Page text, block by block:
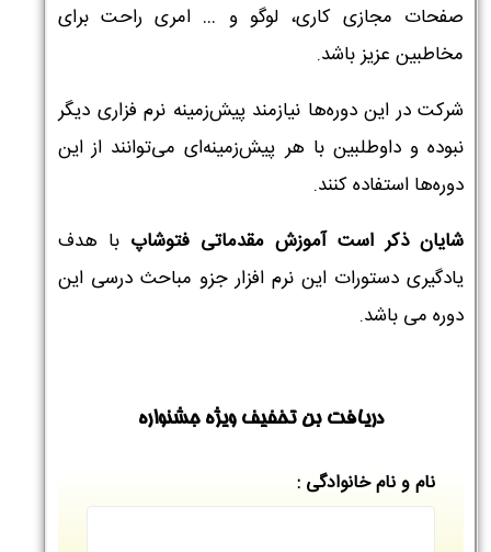
صفحات مجازی کاری، لوگو و … امری راحت برای
مخاطبین عزیز باشد.
شرکت در این دوره‌ها نیازمند پیش‌زمینه نرم ‌فزاری دیگر
نبوده و داوطلبین با هر پیش‌زمینه‌ای می‌توانند از این
دوره‌ها استفاده کنند.
شایان ذکر است آموزش مقدماتی فتوشاپ با هدف
یادگیری دستورات این نرم افزار جزو مباحث درسی این
دوره می باشد.
دریافت بن تخفیف ویژه جشنواره
نام و نام خانوادگی :